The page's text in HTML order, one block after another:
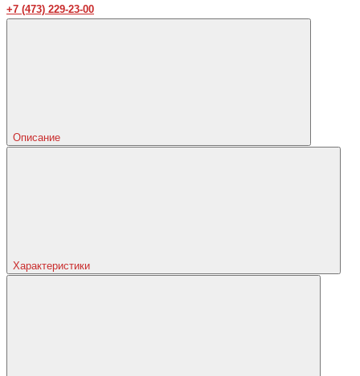
+7 (473) 229-23-00
Описание
Характеристики